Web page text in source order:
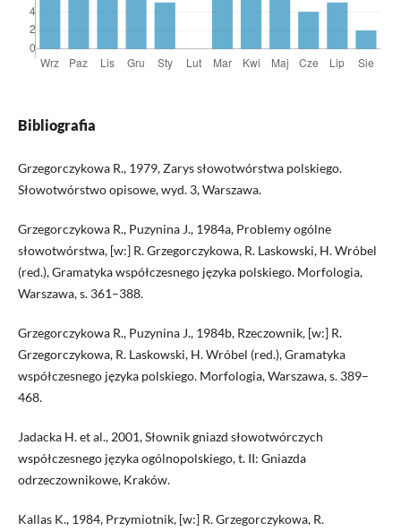
Bibliografia
Grzegorczykowa R., 1979, Zarys słowotwórstwa polskiego.
Słowotwórstwo opisowe, wyd. 3, Warszawa.
Grzegorczykowa R., Puzynina J., 1984a, Problemy ogólne
słowotwórstwa, [w:] R. Grzegorczykowa, R. Laskowski, H. Wróbel
(red.), Gramatyka współczesnego języka polskiego. Morfologia,
Warszawa, s. 361–388.
Grzegorczykowa R., Puzynina J., 1984b, Rzeczownik, [w:] R.
Grzegorczykowa, R. Laskowski, H. Wróbel (red.), Gramatyka
współczesnego języka polskiego. Morfologia, Warszawa, s. 389–
468.
Jadacka H. et al., 2001, Słownik gniazd słowotwórczych
współczesnego języka ogólnopolskiego, t. II: Gniazda
odrzeczownikowe, Kraków.
Kallas K., 1984, Przymiotnik, [w:] R. Grzegorczykowa, R.